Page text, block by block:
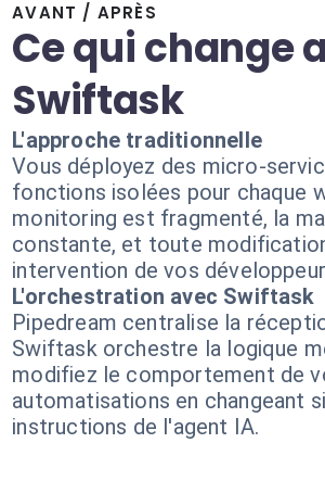
AVANT / APRÈS
Ce qui change
Swiftask
L'approche traditionnelle
Vous déployez des micro-
fonctions isolées pour chaque
monitoring est fragmenté, la
constante, et toute
intervention de vos
L'orchestration avec Swiftask
Pipedream centralise la
Swiftask orchestre la logique
modifiez le comportement de
automatisations en changeant
instructions de l'agent IA.